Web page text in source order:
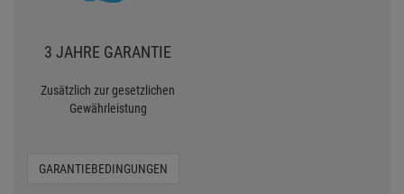
3 JAHRE GARANTIE
Zusätzlich zur gesetzlichen
Gewährleistung
GARANTIEBEDINGUNGEN